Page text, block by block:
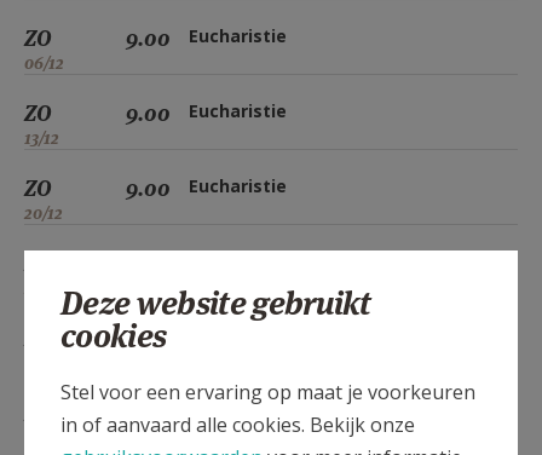
ZO
06/12
9.00 Eucharistie
ZO
13/12
9.00 Eucharistie
ZO
20/12
9.00 Eucharistie
9.00
10/01
Eucharistie
Deze website gebruikt
cookies
Stel voor een ervaring op maat je voorkeuren
in of aanvaard alle cookies. Bekijk onze